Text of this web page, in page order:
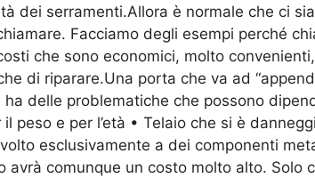
dei serramenti.Allora è normale che ci
Facciamo degli esempi perché
che sono economici, molto
di riparare.Una porta che va ad
delle problematiche che possono
peso e per l’età • Telaio che si è
esclusivamente a dei componenti
avrà comunque un costo molto alto.